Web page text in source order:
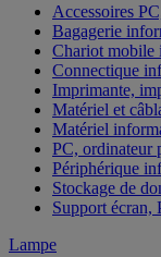
Accessoires
Bagagerie
Chariot mobile
Connectique
Imprimante,
Matériel et
Matériel
PC, ordinateur
Périphérique
Stockage de
Support écran,
Lampe